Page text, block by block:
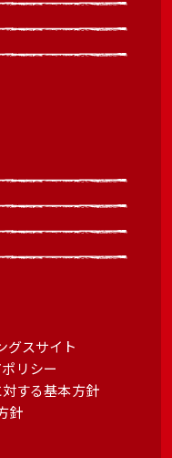
グスサイト
リシー
する基本方針
針